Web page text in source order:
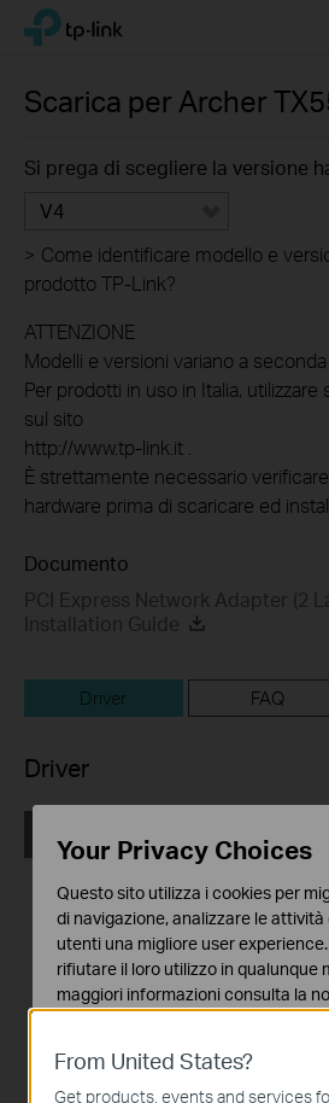
Click
navigation
TP-Link, Reliably Smart
Scarica per Archer
Si prega di scegliere la versione
V4
> Come identificare modello e
prodotto TP-Link?
ATTENZIONE
Modelli e versioni variano a
Per prodotti in uso in Italia,
sul sito
http://www.tp-link.it .
È strettamente necessario
hardware prima di scaricare ed
Documento
PCI Express Network Adapter (2
Installation Guide
Driver FAQ
Driver
Lingua:Multi-language
Dimensioni file: 31.41 MB
From United States?
Get products, events and services
Your Privacy Choices
Questo sito utilizza i cookies per
di navigazione, analizzare le
utenti una migliore user
rifiutare il loro utilizzo in qualunque
maggiori informazioni consulta la
Questi cookies sono necessari per il
funzionamento del sito e non